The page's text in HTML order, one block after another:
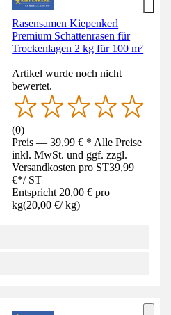
Rasensamen Kiepenkerl
Premium Schattenrasen für
Trockenlagen 2 kg für 100 m²
Artikel wurde noch nicht
bewertet.
(0)
Preis — 39,99 € * Alle Preise
inkl. MwSt. und ggf. zzgl.
Versandkosten pro ST39,99
€*/ ST
Entspricht 20,00 € pro
kg(20,00 €/ kg)